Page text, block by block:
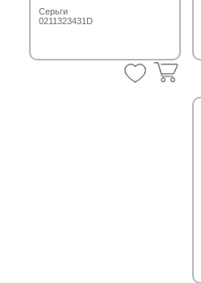
Серьги
0211323431D